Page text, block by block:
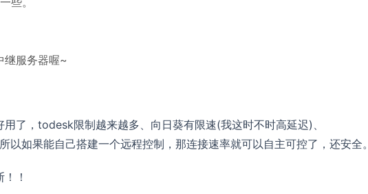
继服务器喔~
了，todesk限制越来越多、向日葵有限速(我这时不时高延迟)、
以如果能自己搭建一个远程控制，那连接速率就可以自主可控了，还安全
！